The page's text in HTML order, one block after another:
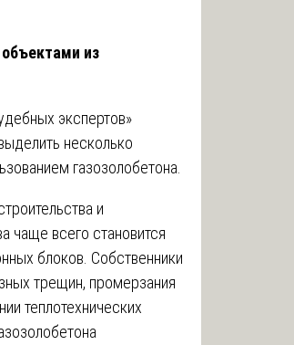
из
экспертов»
несколько
газозолобетона.
и
чаще всего становится
блоков. Собственники
трещин, промерзания
теплотехнических